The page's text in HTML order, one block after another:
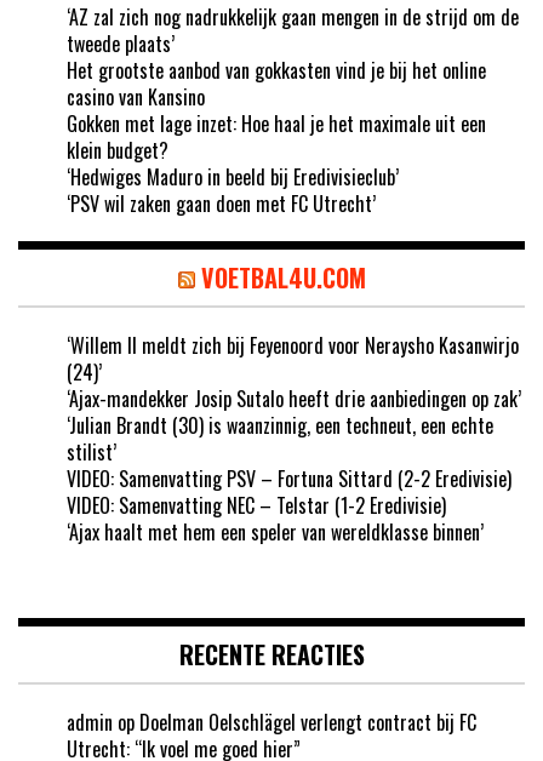
‘AZ zal zich nog nadrukkelijk gaan mengen in de strijd om de
tweede plaats’
Het grootste aanbod van gokkasten vind je bij het online
casino van Kansino
Gokken met lage inzet: Hoe haal je het maximale uit een
klein budget?
‘Hedwiges Maduro in beeld bij Eredivisieclub’
‘PSV wil zaken gaan doen met FC Utrecht’
VOETBAL4U.COM
‘Willem II meldt zich bij Feyenoord voor Neraysho Kasanwirjo
(24)’
‘Ajax-mandekker Josip Sutalo heeft drie aanbiedingen op zak’
‘Julian Brandt (30) is waanzinnig, een techneut, een echte
stilist’
VIDEO: Samenvatting PSV – Fortuna Sittard (2-2 Eredivisie)
VIDEO: Samenvatting NEC – Telstar (1-2 Eredivisie)
‘Ajax haalt met hem een speler van wereldklasse binnen’
RECENTE REACTIES
admin op Doelman Oelschlägel verlengt contract bij FC
Utrecht: “Ik voel me goed hier”